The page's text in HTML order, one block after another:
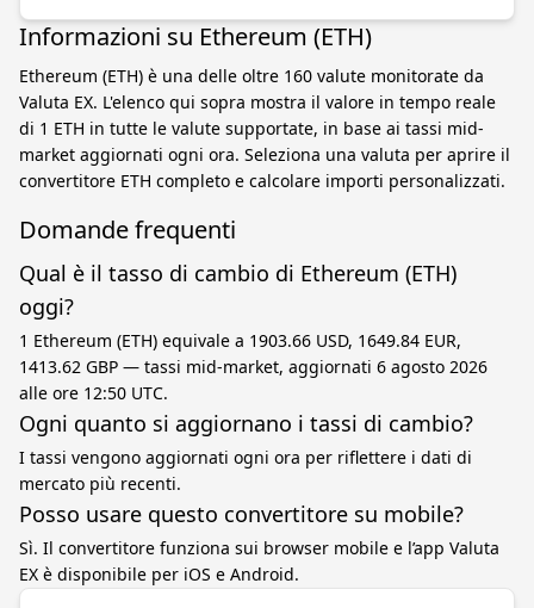
Informazioni su Ethereum (ETH)
Ethereum (ETH) è una delle oltre 160 valute monitorate da
Valuta EX. L'elenco qui sopra mostra il valore in tempo reale
di 1 ETH in tutte le valute supportate, in base ai tassi mid-
market aggiornati ogni ora. Seleziona una valuta per aprire il
convertitore ETH completo e calcolare importi personalizzati.
Domande frequenti
Qual è il tasso di cambio di Ethereum (ETH)
oggi?
1 Ethereum (ETH) equivale a 1903.66 USD, 1649.84 EUR,
1413.62 GBP — tassi mid-market, aggiornati 6 agosto 2026
alle ore 12:50 UTC.
Ogni quanto si aggiornano i tassi di cambio?
I tassi vengono aggiornati ogni ora per riflettere i dati di
mercato più recenti.
Posso usare questo convertitore su mobile?
Sì. Il convertitore funziona sui browser mobile e l’app Valuta
EX è disponibile per iOS e Android.